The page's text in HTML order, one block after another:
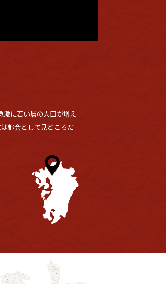
激に若い層の人口が増え
都会として見どころだ